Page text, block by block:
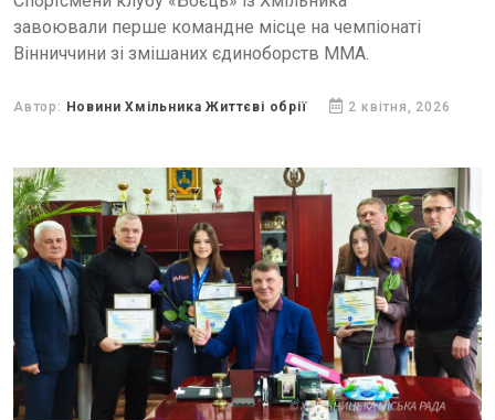
завоювали перше командне місце на чемпіонаті
Вінниччини зі змішаних єдиноборств ММА.
Автор: Новини Хмільника Життєві обрії 2 квітня, 2026